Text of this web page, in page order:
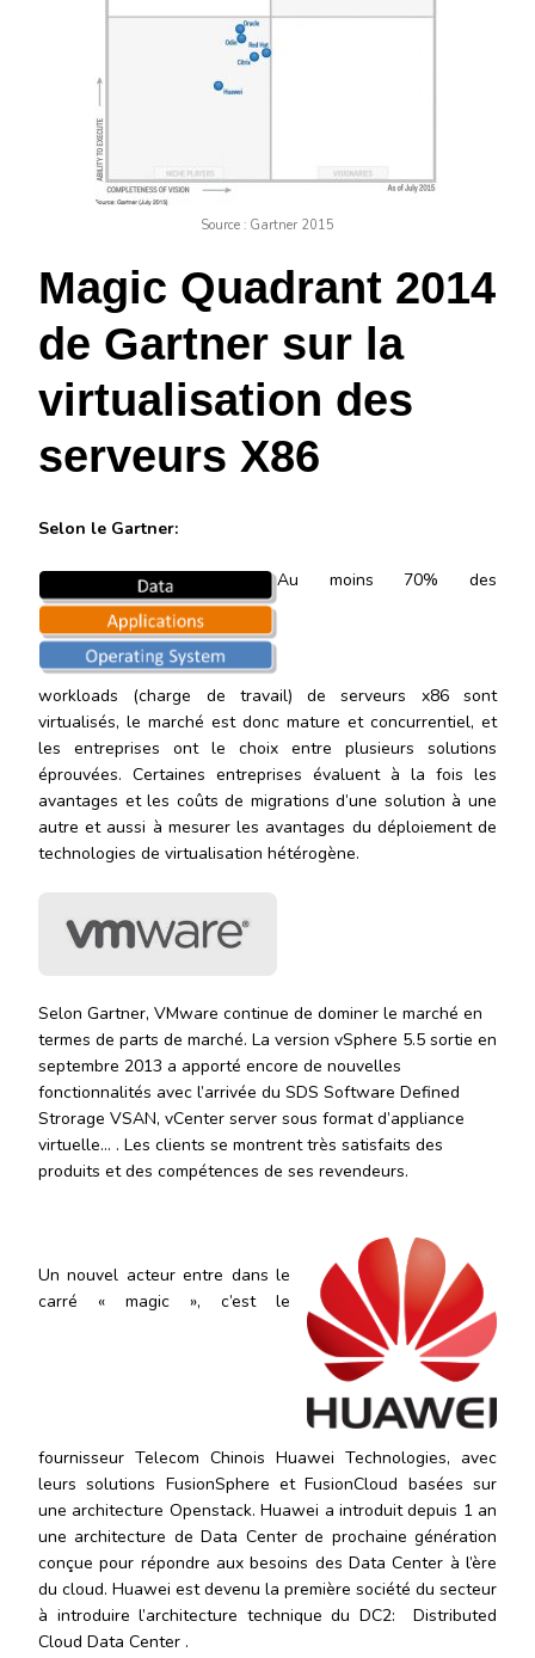
Source : Gartner 2015
Magic Quadrant 2014
de Gartner sur la
virtualisation des
serveurs X86
Selon le Gartner:
Au moins 70% des
workloads (charge de travail) de serveurs x86 sont
virtualisés, le marché est donc mature et concurrentiel, et
les entreprises ont le choix entre plusieurs solutions
éprouvées. Certaines entreprises évaluent à la fois les
avantages et les coûts de migrations d’une solution à une
autre et aussi à mesurer les avantages du déploiement de
technologies de virtualisation hétérogène.
Selon Gartner, VMware continue de dominer le marché en
termes de parts de marché. La version vSphere 5.5 sortie en
septembre 2013 a apporté encore de nouvelles
fonctionnalités avec l’arrivée du SDS Software Defined
Strorage VSAN, vCenter server sous format d’appliance
virtuelle… . Les clients se montrent très satisfaits des
produits et des compétences de ses revendeurs.
Un nouvel acteur entre dans le
carré « magic », c’est le
fournisseur Telecom Chinois Huawei Technologies, avec
leurs solutions FusionSphere et FusionCloud basées sur
une architecture Openstack. Huawei a introduit depuis 1 an
une architecture de Data Center de prochaine génération
conçue pour répondre aux besoins des Data Center à l’ère
du cloud. Huawei est devenu la première société du secteur
à introduire l’architecture technique du DC2: Distributed
Cloud Data Center .